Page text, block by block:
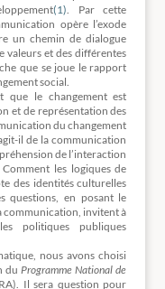
(1) . Par cette
opère l’exode
un chemin de dialogue
valeurs et des différentes
que se joue le rapport
social.
que le changement est
et de représentation des
du changement
il de la communication
de l’interaction
les logiques de
des identités culturelles
questions, en posant le
communication, invitent à
politiques publiques
nous avons choisi
du Programme National de
Il sera question pour